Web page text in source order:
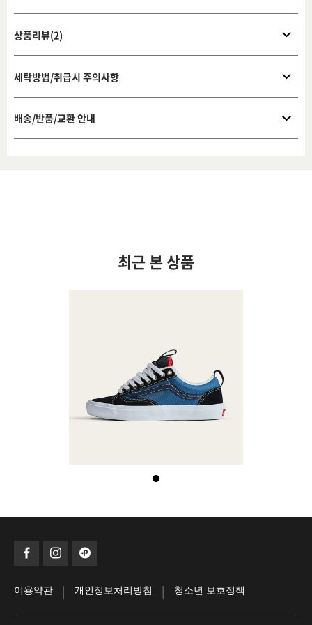
상품리뷰(2)
세탁방법/취급시 주의사항
배송/반품/교환 안내
최근 본 상품
이용약관 | 개인정보처리방침 | 청소년 보호정책